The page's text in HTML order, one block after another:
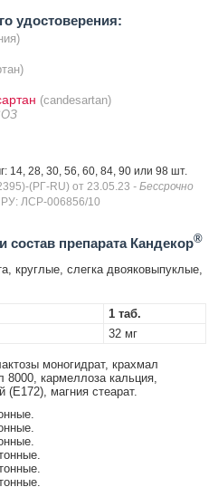
удостоверения:
(candesartan)
14, 28, 30, 56, 60, 84, 90 или 98 шт.
(РГ-RU) от 23.05.23 - Бессрочно
ЛСР-006856/10
препарата Кандекор®
круглые, слегка двояковыпуклые,
1 таб.
32 мг
моногидрат, крахмал
8000, кармеллоза кальция,
(Е172), магния стеарат.